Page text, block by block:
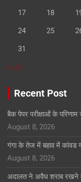
17 18
24 25
31
« Jul
Recent Post
बैक पेपर परीक्षाओं के
August 8, 2026
गंगा के तेज में बहाव में कांवड
August 8, 2026
अदालत ने अवैध शराब रखने के